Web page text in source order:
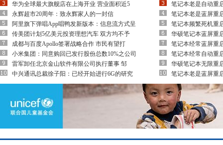
华为全球最大旗舰店在上海开业 营业面积近5
永辉超市20周年：致永辉家人的一封信
阿里旗下弹唱App唱鸭发新版本：信息流方式呈
传美团计划5亿美元投资理想汽车 双方均不予
成都与百度Apollo签署战略合作 市民有望打
小米集团：同意购回已发行股份总数10%之公司
雷军卸任北京金山软件有限公司执行董事 邹
中兴通讯总裁徐子阳：已经开始进行6G的研究
笔记本老是自动重
笔记本老是蓝屏重
笔记本频繁死机重
华硕笔记本蓝屏重
笔记本经常蓝屏重
笔记本经常自动重
华硕笔记本无限重
笔记本老是蓝屏重